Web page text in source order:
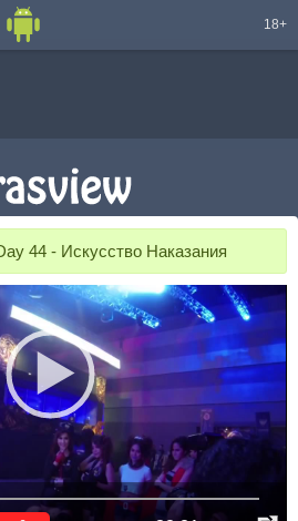
18+
44 - Искусство Наказания